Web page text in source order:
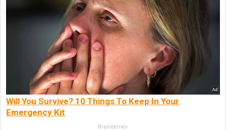
Will You Survive? 10 Things To Keep In Your
Emergency Kit
Brainberries